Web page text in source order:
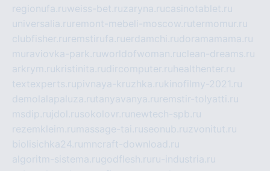
regionufa.ruweiss-bet.ruzaryna.rucasinotablet.ru
universalia.ru remont-mebeli-moscow.rutermomur.ru
clubfisher.ru remstirufa.ruerdamchi.rudoramamama.ru
muraviovka-park.ruworldofwoman.ruclean-dreams.ru
arkrym.rukristinita.rudircomputer.ru healthenter.ru
textexperts.rupivnaya-kruzhka.rukinofilmy-2021.ru
demolalapaluza.rutanyavanya.ru remstir-tolyatti.ru
msdip.ru jdol.rusokolovr.ru newtech-spb.ru
rezemkleim.ru massage-tai.ruseonub.ruzvonitut.ru
biolisichka24.ru mncraft-download.ru
algoritm-sistema.rugodflesh.ru ru-industria.ru